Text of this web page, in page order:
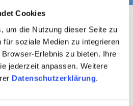
Cookies
um die Nutzung dieser Seite zu
für soziale Medien zu integrieren
Erlebnis zu bieten. Ihre
jederzeit anpassen. Weitere
Datenschutzerklärung.